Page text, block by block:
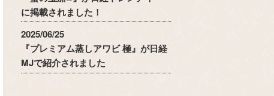
に掲載されました！
2025/06/25
『プレミアム蒸しアワビ 極』が日経
MJで紹介されました